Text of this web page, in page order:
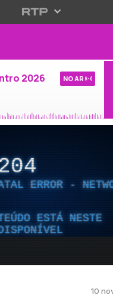
2026 NO AR
ERROR -
ESTÁ NESTE
10